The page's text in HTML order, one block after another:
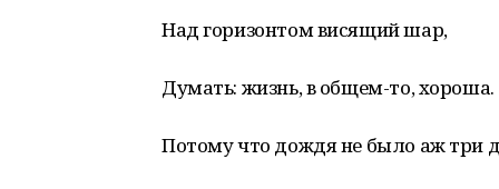
Над горизонтом висящий шар,
Думать: жизнь, в общем-то, хороша.
Потому что дождя не было аж три